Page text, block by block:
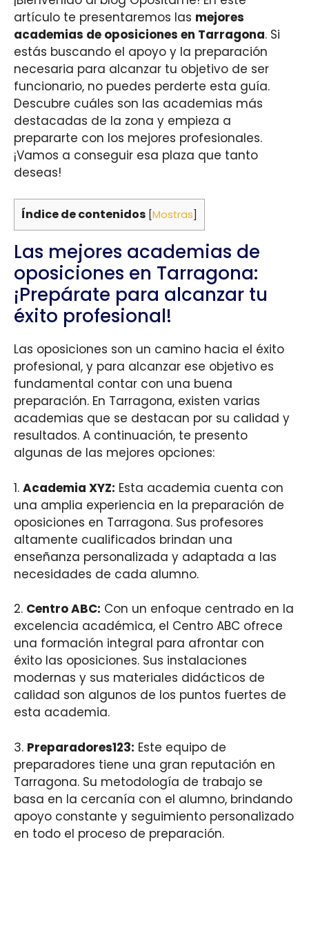
artículo te presentaremos las mejores
academias de oposiciones en Tarragona. Si
estás buscando el apoyo y la preparación
necesaria para alcanzar tu objetivo de ser
funcionario, no puedes perderte esta guía.
Descubre cuáles son las academias más
destacadas de la zona y empieza a
prepararte con los mejores profesionales.
¡Vamos a conseguir esa plaza que tanto
deseas!
Índice de contenidos [Mostras]
Las mejores academias de
oposiciones en Tarragona:
¡Prepárate para alcanzar tu
éxito profesional!
Las oposiciones son un camino hacia el éxito
profesional, y para alcanzar ese objetivo es
fundamental contar con una buena
preparación. En Tarragona, existen varias
academias que se destacan por su calidad y
resultados. A continuación, te presento
algunas de las mejores opciones:
1. Academia XYZ: Esta academia cuenta con
una amplia experiencia en la preparación de
oposiciones en Tarragona. Sus profesores
altamente cualificados brindan una
enseñanza personalizada y adaptada a las
necesidades de cada alumno.
2. Centro ABC: Con un enfoque centrado en la
excelencia académica, el Centro ABC ofrece
una formación integral para afrontar con
éxito las oposiciones. Sus instalaciones
modernas y sus materiales didácticos de
calidad son algunos de los puntos fuertes de
esta academia.
3. Preparadores123: Este equipo de
preparadores tiene una gran reputación en
Tarragona. Su metodología de trabajo se
basa en la cercanía con el alumno, brindando
apoyo constante y seguimiento personalizado
en todo el proceso de preparación.